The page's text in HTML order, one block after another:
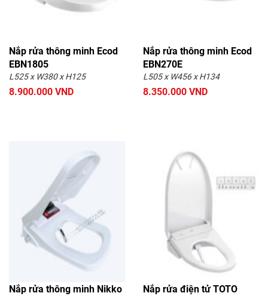
Nắp rửa thông minh Ecod
EBN1805
L525 x W380 x H125
8.900.000 VND
Nắp rửa thông minh Ecod
EBN270E
L505 x W456 x H134
8.350.000 VND
Nắp rửa thông minh Nikko
Nắp rửa điện tử TOTO